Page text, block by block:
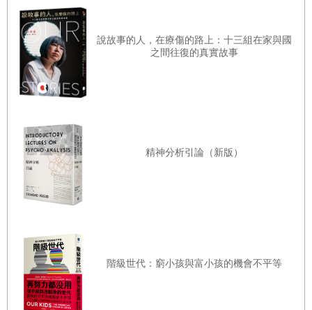
說故事的人，在療傷的路上：十三組在家與國
之間往復的真實故事
精神分析引論（新版）
階級世代：窮小孩與富小孩的機會不平等